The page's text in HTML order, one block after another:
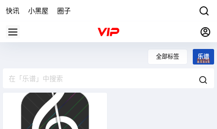
快讯 小黑屋 圈子
全部标签 乐谱